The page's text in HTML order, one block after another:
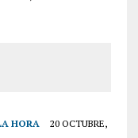
HORA
20 OCTUBRE,